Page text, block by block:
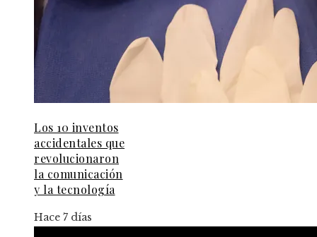
Los 10 inventos
accidentales que
revolucionaron
la comunicación
y la tecnología
Hace 7 días